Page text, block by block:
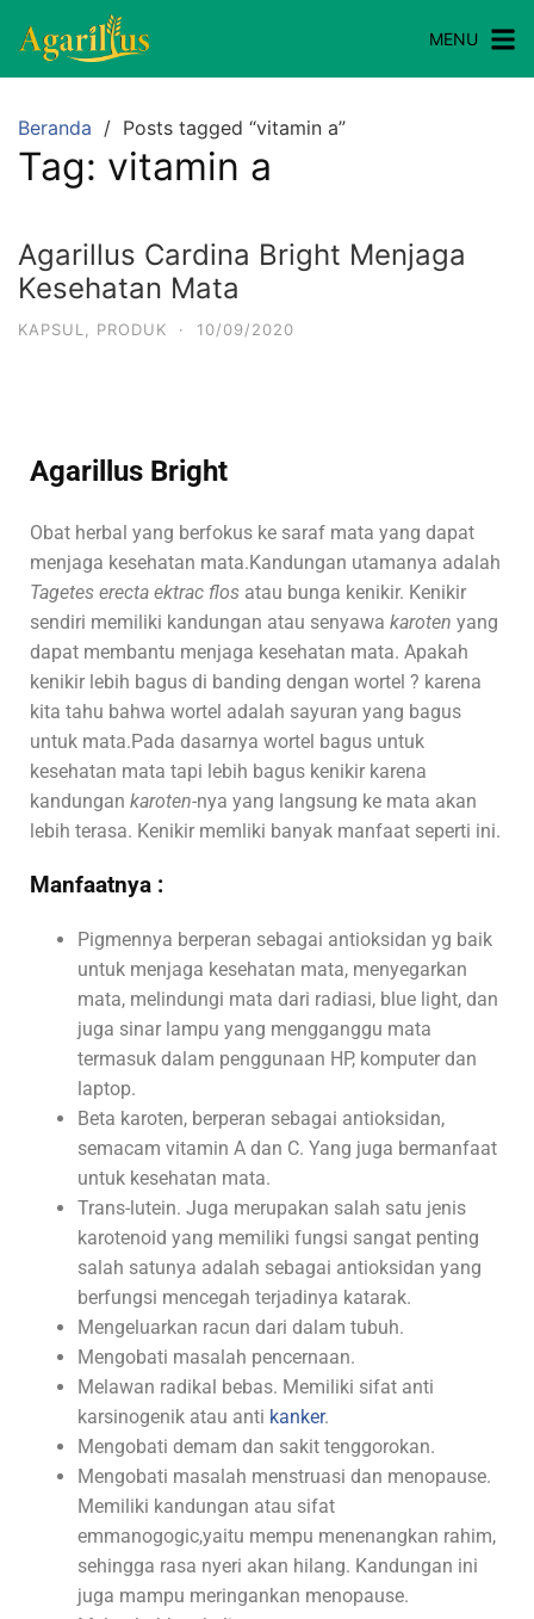
MENU
Beranda Posts tagged “vitamin a”
Tag: vitamin a
Agarillus Cardina Bright Menjaga
Kesehatan Mata
KAPSUL PRODUK · 10/09/2020
Agarillus Bright
Obat herbal yang berfokus ke saraf mata yang dapat
menjaga kesehatan mata.Kandungan utamanya adalah
Tagetes erecta ektrac flos atau bunga kenikir. Kenikir
sendiri memiliki kandungan atau senyawa karoten yang
dapat membantu menjaga kesehatan mata. Apakah
kenikir lebih bagus di banding dengan wortel ? karena
kita tahu bahwa wortel adalah sayuran yang bagus
untuk mata.Pada dasarnya wortel bagus untuk
kesehatan mata tapi lebih bagus kenikir karena
kandungan karoten-nya yang langsung ke mata akan
lebih terasa. Kenikir memliki banyak manfaat seperti ini.
Manfaatnya :
Pigmennya berperan sebagai antioksidan yg baik
untuk menjaga kesehatan mata, menyegarkan
mata, melindungi mata dari radiasi, blue light, dan
juga sinar lampu yang mengganggu mata
termasuk dalam penggunaan HP, komputer dan
laptop.
Beta karoten, berperan sebagai antioksidan,
semacam vitamin A dan C. Yang juga bermanfaat
untuk kesehatan mata.
Trans-lutein. Juga merupakan salah satu jenis
karotenoid yang memiliki fungsi sangat penting
salah satunya adalah sebagai antioksidan yang
berfungsi mencegah terjadinya katarak.
Mengeluarkan racun dari dalam tubuh.
Mengobati masalah pencernaan.
Melawan radikal bebas. Memiliki sifat anti
karsinogenik atau anti kanker.
Mengobati demam dan sakit tenggorokan.
Mengobati masalah menstruasi dan menopause.
Memiliki kandungan atau sifat
emmanogogic,yaitu mempu menenangkan rahim,
sehingga rasa nyeri akan hilang. Kandungan ini
juga mampu meringankan menopause.